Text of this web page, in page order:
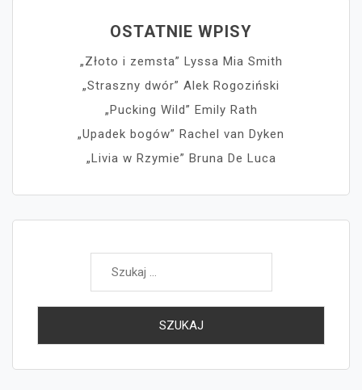
OSTATNIE WPISY
„Złoto i zemsta” Lyssa Mia Smith
„Straszny dwór” Alek Rogoziński
„Pucking Wild” Emily Rath
„Upadek bogów” Rachel van Dyken
„Livia w Rzymie” Bruna De Luca
Szukaj: